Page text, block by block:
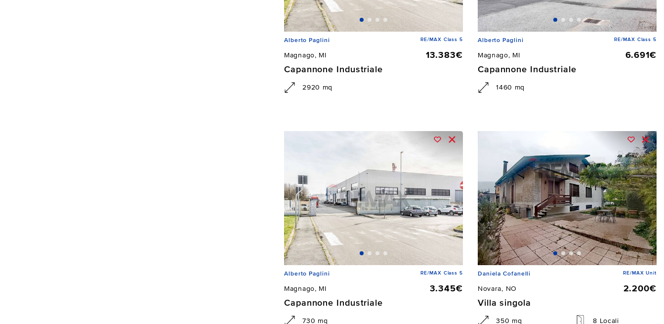
Alberto Paglini RE/MAX Class 5
Magnago, MI
13.383€
Capannone Industriale
2920 mq
Alberto Paglini RE/MAX Class 5
Magnago, MI
6.691€
Capannone Industriale
1460 mq
Alberto Paglini RE/MAX Class 5
Magnago, MI
3.345€
Capannone Industriale
730 mq
Daniela Cofanelli RE/MAX Unit
Novara, NO
2.200€
Villa singola
350 mq 8 Locali